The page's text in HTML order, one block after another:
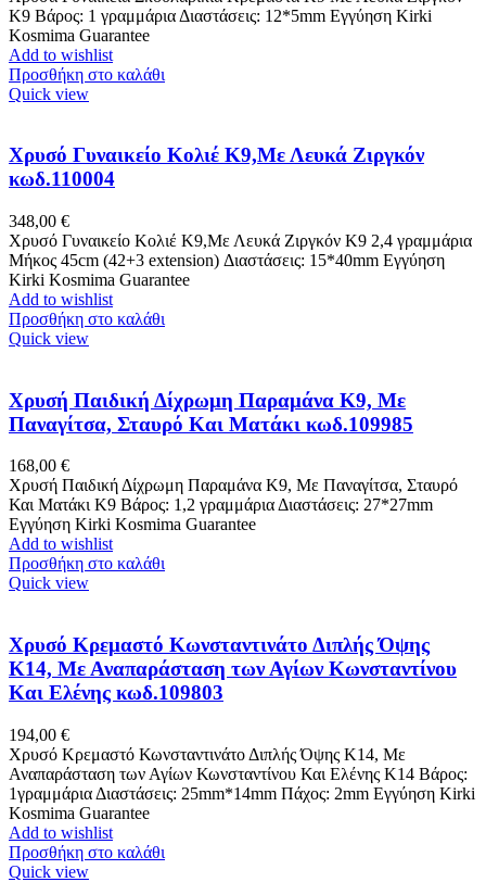
K9 Βάρος: 1 γραμμάρια Διαστάσεις: 12*5mm Εγγύηση Kirki
Kosmima Guarantee
Add to wishlist
Προσθήκη στο καλάθι
Quick view
Χρυσό Γυναικείο Κολιέ Κ9,Με Λευκά Ζιργκόν
κωδ.110004
348,00 €
Χρυσό Γυναικείο Κολιέ Κ9,Με Λευκά Ζιργκόν Κ9 2,4 γραμμάρια
Μήκος 45cm (42+3 extension) Διαστάσεις: 15*40mm Εγγύηση
Kirki Kosmima Guarantee
Add to wishlist
Προσθήκη στο καλάθι
Quick view
Χρυσή Παιδική Δίχρωμη Παραμάνα K9, Με
Παναγίτσα, Σταυρό Και Ματάκι κωδ.109985
168,00 €
Χρυσή Παιδική Δίχρωμη Παραμάνα K9, Με Παναγίτσα, Σταυρό
Και Ματάκι Κ9 Βάρος: 1,2 γραμμάρια Διαστάσεις: 27*27mm
Εγγύηση Kirki Kosmima Guarantee
Add to wishlist
Προσθήκη στο καλάθι
Quick view
Χρυσό Κρεμαστό Κωνσταντινάτο Διπλής Όψης
K14, Με Αναπαράσταση των Αγίων Κωνσταντίνου
Και Ελένης κωδ.109803
194,00 €
Χρυσό Κρεμαστό Κωνσταντινάτο Διπλής Όψης K14, Με
Αναπαράσταση των Αγίων Κωνσταντίνου Και Ελένης Κ14 Βάρος:
1γραμμάρια Διαστάσεις: 25mm*14mm Πάχος: 2mm Εγγύηση Kirki
Kosmima Guarantee
Add to wishlist
Προσθήκη στο καλάθι
Quick view